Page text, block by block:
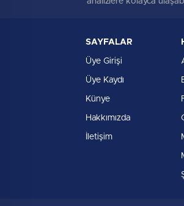
SAYFALAR
Üye Girişi
Üye Kaydı
Künye
Hakkımızda
İletişim